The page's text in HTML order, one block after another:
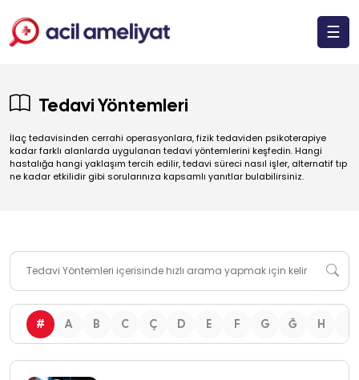
☰
Tedavi Yöntemleri
İlaç tedavisinden cerrahi operasyonlara, fizik tedaviden psikoterapiye
kadar farklı alanlarda uygulanan tedavi yöntemlerini keşfedin. Hangi
hastalığa hangi yaklaşım tercih edilir, tedavi süreci nasıl işler, alternatif tıp
ne kadar etkilidir gibi sorularınıza kapsamlı yanıtlar bulabilirsiniz.
# A B C Ç D E F G Ğ H